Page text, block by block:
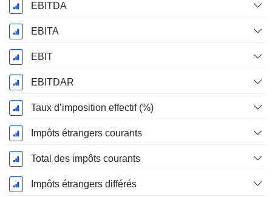
EBITDA
EBITA
EBIT
EBITDAR
Taux d’imposition effectif (%)
Impôts étrangers courants
Total des impôts courants
Impôts étrangers différés